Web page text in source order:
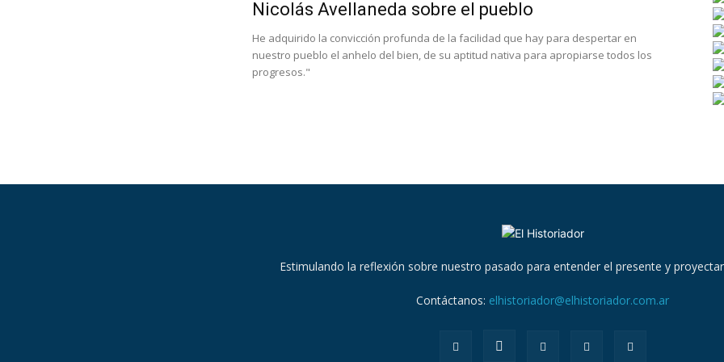
Nicolás Avellaneda sobre el pueblo
He adquirido la convicción profunda de la facilidad que hay para despertar en
nuestro pueblo el anhelo del bien, de su aptitud nativa para apropiarse todos los
progresos."
Estimulando la reflexión sobre nuestro pasado para entender el presente y
Contáctanos: elhistoriador@elhistoriador.com.ar